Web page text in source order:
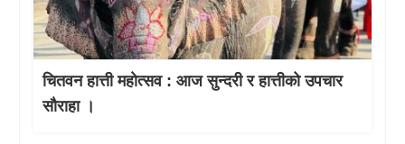
चितवन हात्ती महाेत्सव : आज सुन्दरी र हात्तीको उपचार
साैराहा ।